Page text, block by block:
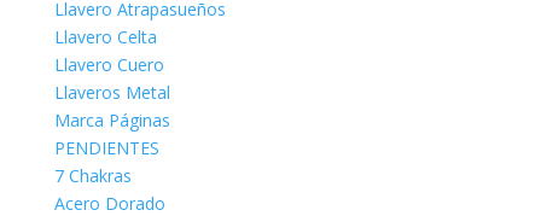
Llavero Atrapasueños
Llavero Celta
Llavero Cuero
Llaveros Metal
Marca Páginas
PENDIENTES
7 Chakras
Acero Dorado